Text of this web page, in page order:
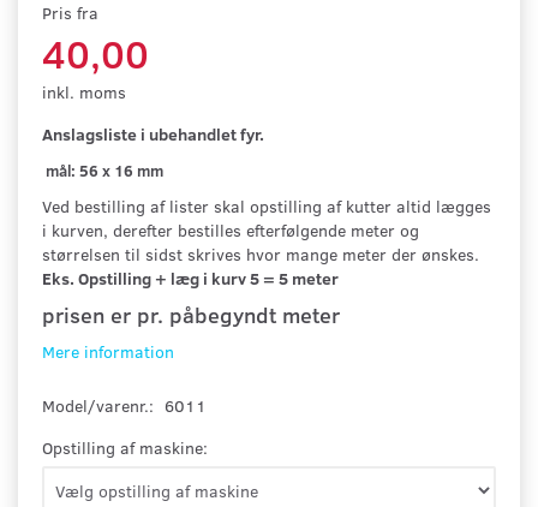
Pris fra
40,00
inkl. moms
Anslagsliste i ubehandlet fyr.
mål: 56 x 16 mm
Ved bestilling af lister skal opstilling af kutter altid lægges
i kurven, derefter bestilles efterfølgende meter og
størrelsen til sidst skrives hvor mange meter der ønskes.
Eks. Opstilling + læg i kurv 5 = 5 meter
prisen er pr. påbegyndt meter
Mere information
Model/varenr.: 6011
Opstilling af maskine: